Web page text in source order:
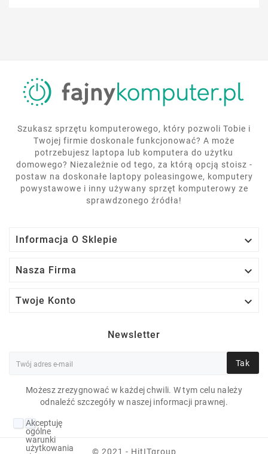
Szukasz sprzętu komputerowego, który pozwoli Tobie i
Twojej firmie doskonale funkcjonować? A może
potrzebujesz laptopa lub komputera do użytku
domowego? Niezależnie od tego, za którą opcją stoisz -
postaw na doskonałe laptopy poleasingowe, komputery
powystawowe i inny używany sprzęt komputerowy ze
sprawdzonego źródła!
Informacja O Sklepie 
Nasza Firma 
Twoje Konto 
Newsletter
Tak
Możesz zrezygnować w każdej chwili. W tym celu należy
odnaleźć szczegóły w naszej informacji prawnej.
Akceptuję
ogólne
warunki
użytkowania
© 2021 - HitITgroup